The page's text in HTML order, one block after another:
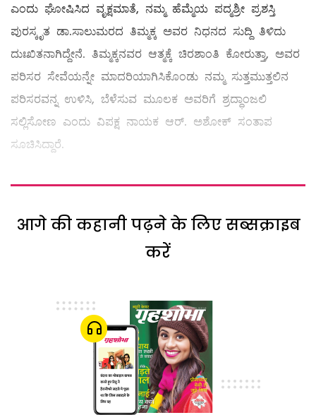
ಎಂದು ಘೋಷಿಸಿದ ವೃಕ್ಷಮಾತೆ, ನಮ್ಮ ಹೆಮ್ಮೆಯ ಪದ್ಮಶ್ರೀ ಪ್ರಶಸ್ತಿ
ಪುರಸ್ಕೃತ ಡಾ.ಸಾಲುಮರದ ತಿಮ್ಮಕ್ಕ ಅವರ ನಿಧನದ ಸುದ್ದಿ ತಿಳಿದು
ದುಃಖಿತನಾಗಿದ್ದೇನೆ. ತಿಮ್ಮಕ್ಕನವರ ಆತ್ಮಕ್ಕೆ ಚಿರಶಾಂತಿ ಕೋರುತ್ತಾ, ಅವರ
ಪರಿಸರ ಸೇವೆಯನ್ನೇ ಮಾದರಿಯಾಗಿಸಿಕೊಂಡು ನಮ್ಮ ಸುತ್ತಮುತ್ತಲಿನ
ಪರಿಸರವನ್ನ ಉಳಿಸಿ, ಬೆಳೆಸುವ ಮೂಲಕ ಅವರಿಗೆ ಶ್ರದ್ಧಾಂಜಲಿ
ಸಲ್ಲಿಸೋಣ ಎಂದು ವಿಪಕ್ಷ ನಾಯಕ ಆರ್​. ಅಶೋಕ್​ ಸಂತಾಪ
ಸೂಚಿಸಿದ್ದಾರೆ.
आगे की कहानी पढ़ने के लिए सब्सक्राइब
करें